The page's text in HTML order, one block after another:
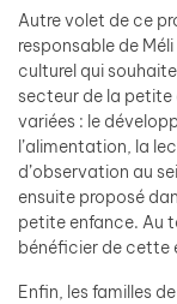
Autre volet de ce
responsable de
culturel qui
secteur de la petite
variées : le
l’alimentation, la
d’observation au
ensuite proposé
petite enfance. Au
bénéficier de cette
Enfin, les familles